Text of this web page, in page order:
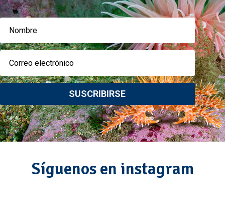
SUSCRIBIRSE
Síguenos en instagram